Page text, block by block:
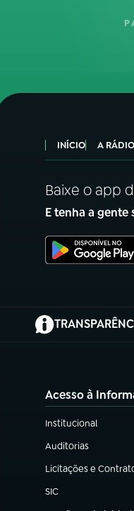
INÍCIO A RÁDIO
Baixe o app
E tenha a
(abre em nova
Acesso à
Institucional
(abre em nova aba)
Auditorias
(abre em nova aba)
Licitações e
(abre em nova aba)
SIC
(abre em nova aba)